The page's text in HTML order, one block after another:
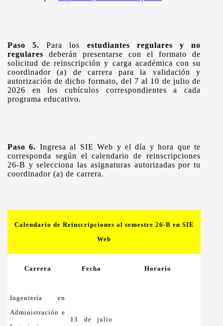
Paso 5. Para los estudiantes regulares y no
regulares deberán presentarse con el formato de
solicitud de reinscripción y carga académica con su
coordinador (a) de carrera para la validación y
autorización de dicho formato, del 7 al 10 de julio de
2026 en los cubículos correspondientes a cada
programa educativo.
Paso 6. Ingresa al SIE Web y el día y hora que te
corresponda según el calendario de reinscripciones
26-B y selecciona las asignaturas autorizadas por tu
coordinador (a) de carrera.
Calendario de Reinscripciones al semestre 26-B en SIE
Web
Carrera Fecha Horario
Ingeniería en
Administración e
13 de julio